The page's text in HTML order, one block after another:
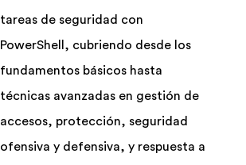
tareas de seguridad con
PowerShell, cubriendo desde los
fundamentos básicos hasta
técnicas avanzadas en gestión de
accesos, protección, seguridad
ofensiva y defensiva, y respuesta a